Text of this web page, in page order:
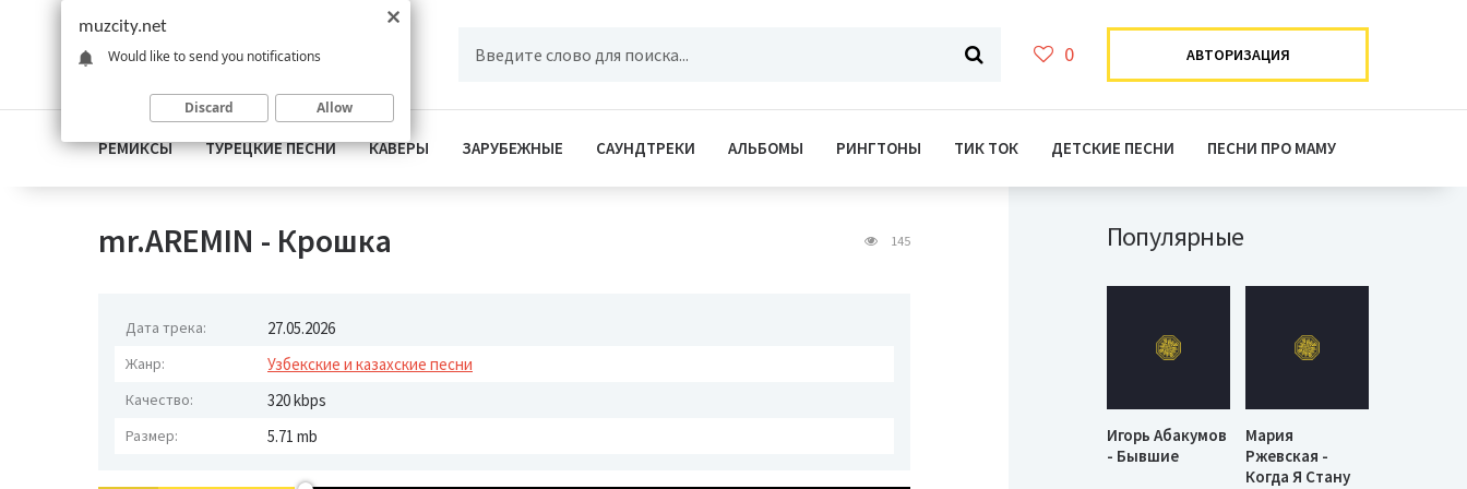
0 АВТОРИЗАЦИЯ
РЕМИКСЫ ТУРЕЦКИЕ ПЕСНИ КАВЕРЫ ЗАРУБЕЖНЫЕ САУНДТРЕКИ АЛЬБОМЫ РИНГТОНЫ ТИК ТОК ДЕТСКИЕ ПЕСНИ ПЕСНИ ПРО МАМУ
mr.AREMIN - Крошка 145
Дата трека: 27.05.2026
Жанр: Узбекские и казахские песни
Качество: 320 kbps
Размер: 5.71 mb
Популярные
Игорь Абакумов
- Бывшие
Мария
Ржевская -
Когда Я Стану
muzcity.net
Would like to send you notifications
Discard Allow